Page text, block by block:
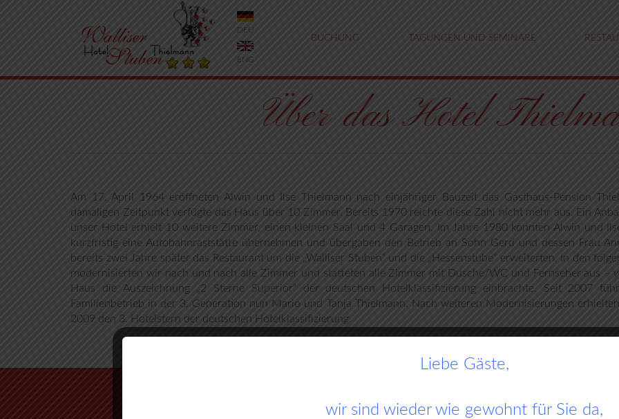
DEU
ENG
BUCHUNG TAGUNGEN UND SEMINARE
Über das Hotel
Am 17. April 1964 eröffneten Alwin und Ilse Thielmann nach einjähriger Bauzeit das Gasthaus-Pension
damaligen Zeitpunkt verfügte das Haus über 10 Zimmer. Bereits 1970 reichte diese Zahl nicht mehr aus. Ein
unser Hotel erhielt 10 weitere Zimmer, einen kleinen Saal und 4 Garagen. Im Jahre 1980 konnten Alwin und
kurzfristig eine Autobahnraststätte übernehmen und übergaben den Betrieb an Sohn Gerd und dessen Frau
bereits zwei Jahre später das Restaurant um die „Walliser Stuben“ und die „Hessenstube“ erweiterten. In den
modernisierten wir nach und nach alle Zimmer und statteten alle Zimmer mit Dusche/WC und Fernseher aus –
Haus die Auszeichnung „2 Sterne Superior“ der deutschen Hotelklassifizierung einbrachte. Seit 2007
Familienbetrieb in der 3. Generation nun Mario und Tanja Thielmann. Nach weiteren Modernisierungen
2009 den 3. Hotelstern der deutschen Hotelklassifizierung.
Liebe Gäste,
wir sind wieder wie gewohnt für Sie da,